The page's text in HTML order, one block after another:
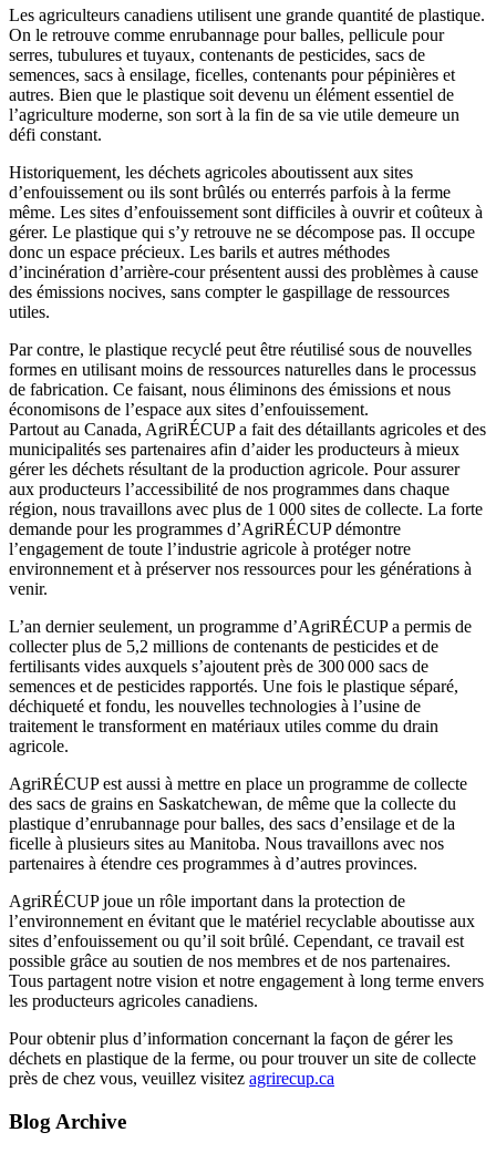
Les agriculteurs canadiens utilisent une grande quantité de plastique.
On le retrouve comme enrubannage pour balles, pellicule pour
serres, tubulures et tuyaux, contenants de pesticides, sacs de
semences, sacs à ensilage, ficelles, contenants pour pépinières et
autres. Bien que le plastique soit devenu un élément essentiel de
l’agriculture moderne, son sort à la fin de sa vie utile demeure un
défi constant.
Historiquement, les déchets agricoles aboutissent aux sites
d’enfouissement ou ils sont brûlés ou enterrés parfois à la ferme
même. Les sites d’enfouissement sont difficiles à ouvrir et coûteux à
gérer. Le plastique qui s’y retrouve ne se décompose pas. Il occupe
donc un espace précieux. Les barils et autres méthodes
d’incinération d’arrière-cour présentent aussi des problèmes à cause
des émissions nocives, sans compter le gaspillage de ressources
utiles.
Par contre, le plastique recyclé peut être réutilisé sous de nouvelles
formes en utilisant moins de ressources naturelles dans le processus
de fabrication. Ce faisant, nous éliminons des émissions et nous
économisons de l’espace aux sites d’enfouissement.
Partout au Canada, AgriRÉCUP a fait des détaillants agricoles et des
municipalités ses partenaires afin d’aider les producteurs à mieux
gérer les déchets résultant de la production agricole. Pour assurer
aux producteurs l’accessibilité de nos programmes dans chaque
région, nous travaillons avec plus de 1 000 sites de collecte. La forte
demande pour les programmes d’AgriRÉCUP démontre
l’engagement de toute l’industrie agricole à protéger notre
environnement et à préserver nos ressources pour les générations à
venir.
L’an dernier seulement, un programme d’AgriRÉCUP a permis de
collecter plus de 5,2 millions de contenants de pesticides et de
fertilisants vides auxquels s’ajoutent près de 300 000 sacs de
semences et de pesticides rapportés. Une fois le plastique séparé,
déchiqueté et fondu, les nouvelles technologies à l’usine de
traitement le transforment en matériaux utiles comme du drain
agricole.
AgriRÉCUP est aussi à mettre en place un programme de collecte
des sacs de grains en Saskatchewan, de même que la collecte du
plastique d’enrubannage pour balles, des sacs d’ensilage et de la
ficelle à plusieurs sites au Manitoba. Nous travaillons avec nos
partenaires à étendre ces programmes à d’autres provinces.
AgriRÉCUP joue un rôle important dans la protection de
l’environnement en évitant que le matériel recyclable aboutisse aux
sites d’enfouissement ou qu’il soit brûlé. Cependant, ce travail est
possible grâce au soutien de nos membres et de nos partenaires.
Tous partagent notre vision et notre engagement à long terme envers
les producteurs agricoles canadiens.
Pour obtenir plus d’information concernant la façon de gérer les
déchets en plastique de la ferme, ou pour trouver un site de collecte
près de chez vous, veuillez visitez agrirecup.ca
Blog Archive